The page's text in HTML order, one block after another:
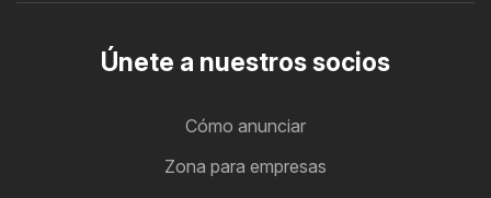
Únete a nuestros socios
Cómo anunciar
Zona para empresas